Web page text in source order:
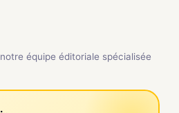
équipe éditoriale spécialisée